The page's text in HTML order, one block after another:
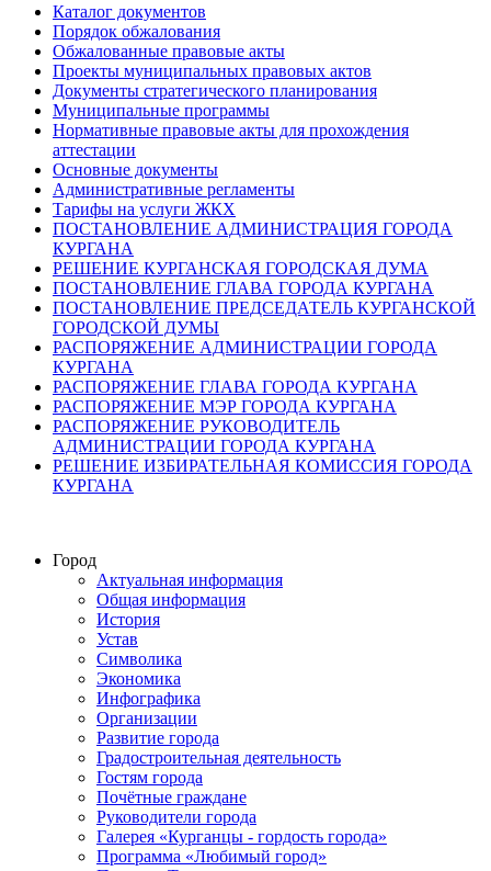
Каталог документов
Порядок обжалования
Обжалованные правовые акты
Проекты муниципальных правовых актов
Документы стратегического планирования
Муниципальные программы
Нормативные правовые акты для прохождения
аттестации
Основные документы
Административные регламенты
Тарифы на услуги ЖКХ
ПОСТАНОВЛЕНИЕ АДМИНИСТРАЦИЯ ГОРОДА
КУРГАНА
РЕШЕНИЕ КУРГАНСКАЯ ГОРОДСКАЯ ДУМА
ПОСТАНОВЛЕНИЕ ГЛАВА ГОРОДА КУРГАНА
ПОСТАНОВЛЕНИЕ ПРЕДСЕДАТЕЛЬ КУРГАНСКОЙ
ГОРОДСКОЙ ДУМЫ
РАСПОРЯЖЕНИЕ АДМИНИСТРАЦИИ ГОРОДА
КУРГАНА
РАСПОРЯЖЕНИЕ ГЛАВА ГОРОДА КУРГАНА
РАСПОРЯЖЕНИЕ МЭР ГОРОДА КУРГАНА
РАСПОРЯЖЕНИЕ РУКОВОДИТЕЛЬ
АДМИНИСТРАЦИИ ГОРОДА КУРГАНА
РЕШЕНИЕ ИЗБИРАТЕЛЬНАЯ КОМИССИЯ ГОРОДА
КУРГАНА
Город
Актуальная информация
Общая информация
История
Устав
Символика
Экономика
Инфографика
Организации
Развитие города
Градостроительная деятельность
Гостям города
Почётные граждане
Руководители города
Галерея «Курганцы - гордость города»
Программа «Любимый город»